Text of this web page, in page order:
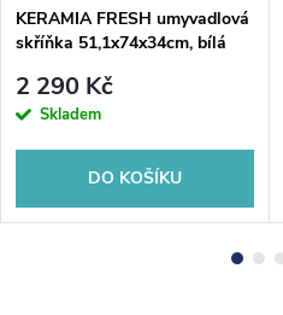
KERAMIA FRESH umyvadlová
skříňka 51,1x74x34cm, bílá
2 290 Kč
Skladem
DO KOŠÍKU